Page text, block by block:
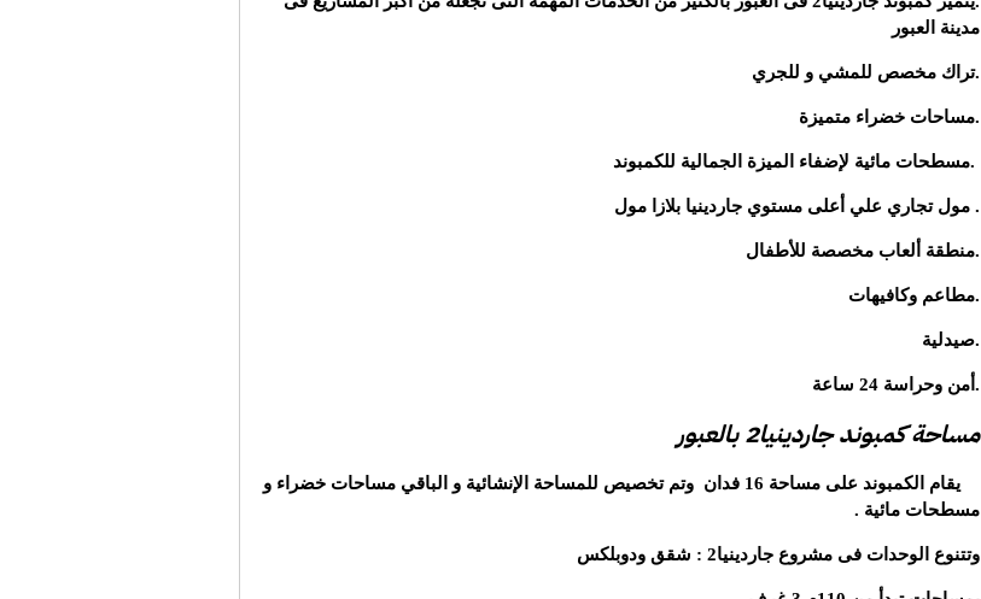
مدينة العبور
.تراك مخصص للمشي و للجري
.مساحات خضراء متميزة
.مسطحات مائية لإضفاء الميزة الجمالية للكمبوند
. مول تجاري علي أعلى مستوي جاردينيا بلازا مول
.منطقة ألعاب مخصصة للأطفال
.مطاعم وكافيهات
.صيدلية
.أمن وحراسة 24 ساعة
مساحة كمبوند جاردينيا2 بالعبور
يقام الكمبوند على مساحة 16 فدان وتم تخصيص للمساحة الإنشائية و الباقي مساحات خضراء و
مسطحات مائية .
وتتنوع الوحدات فى مشروع جاردينيا2 : شقق ودوبلكس